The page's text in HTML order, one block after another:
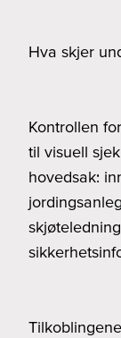
Hva skjer
Kontrollen
til visuell
hovedsak: